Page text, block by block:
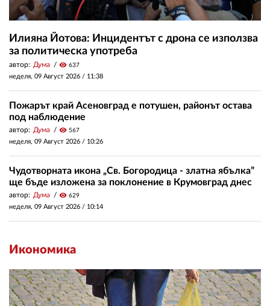
Илияна Йотова: Инцидентът с дрона се използва
за политическа употреба
автор: Дума visibility 637
неделя, 09 Август 2026 / 11:38
Пожарът край Асеновград е потушен, районът остава
под наблюдение
автор: Дума visibility 567
неделя, 09 Август 2026 / 10:26
Чудотворната икона „Св. Богородица - златна ябълка”
ще бъде изложена за поклонение в Крумовград днес
автор: Дума visibility 629
неделя, 09 Август 2026 / 10:14
Икономика